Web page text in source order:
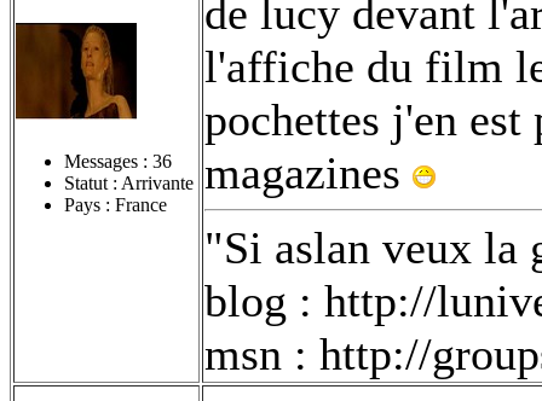
Messages : 36
Statut : Arrivante
Pays : France
de lucy devant
l'affiche du film
pochettes j'en
magazines
"Si aslan veux la
blog : http://
msn : http://